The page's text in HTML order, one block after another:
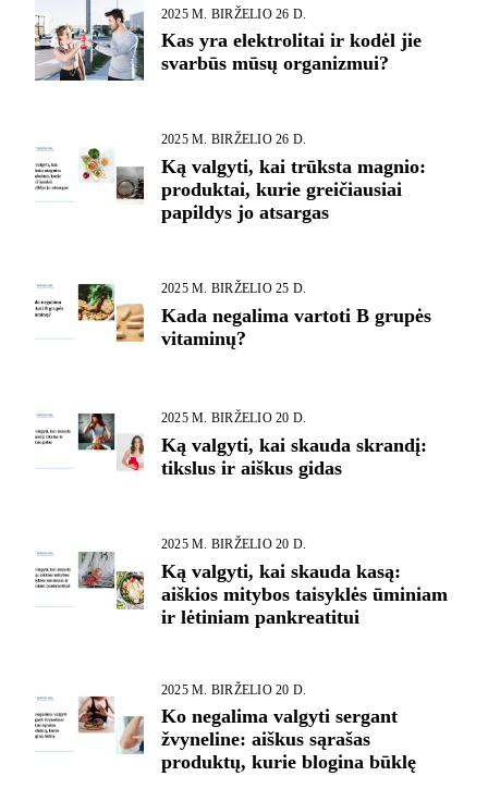
2025 M. BIRŽELIO 26 D.
Kas yra elektrolitai ir kodėl jie
svarbūs mūsų organizmui?
2025 M. BIRŽELIO 26 D.
Ką valgyti, kai trūksta magnio:
produktai, kurie greičiausiai
papildys jo atsargas
2025 M. BIRŽELIO 25 D.
Kada negalima vartoti B grupės
vitaminų?
2025 M. BIRŽELIO 20 D.
Ką valgyti, kai skauda skrandį:
tikslus ir aiškus gidas
2025 M. BIRŽELIO 20 D.
Ką valgyti, kai skauda kasą:
aiškios mitybos taisyklės ūminiam
ir lėtiniam pankreatitui
2025 M. BIRŽELIO 20 D.
Ko negalima valgyti sergant
žvyneline: aiškus sąrašas
produktų, kurie blogina būklę